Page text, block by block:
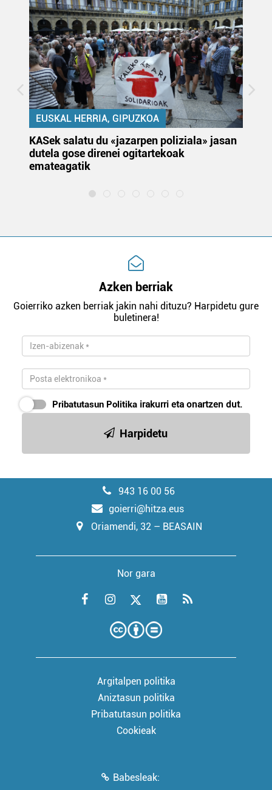
EUSKAL HERRIA, GIPUZKOA
KASek salatu du «jazarpen poliziala» jasan
dutela gose direnei ogitartekoak
emateagatik
Azken berriak
Goierriko azken berriak jakin nahi dituzu? Harpidetu gure
buletinera!
Pribatutasun Politika irakurri eta onartzen dut.
Harpidetu
943 16 00 56
goierri@hitza.eus
Oriamendi, 32 – BEASAIN
Nor gara
Argitalpen politika
Aniztasun politika
Pribatutasun politika
Cookieak
Babesleak: